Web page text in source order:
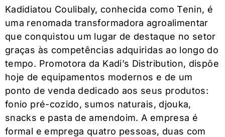
Kadidiatou Coulibaly, conhecida como Tenin, é
uma renomada transformadora agroalimentar
que conquistou um lugar de destaque no setor
graças às competências adquiridas ao longo do
tempo. Promotora da Kadi’s Distribution, dispõe
hoje de equipamentos modernos e de um
ponto de venda dedicado aos seus produtos:
fonio pré-cozido, sumos naturais, djouka,
snacks e pasta de amendoim. A empresa é
formal e emprega quatro pessoas, duas com